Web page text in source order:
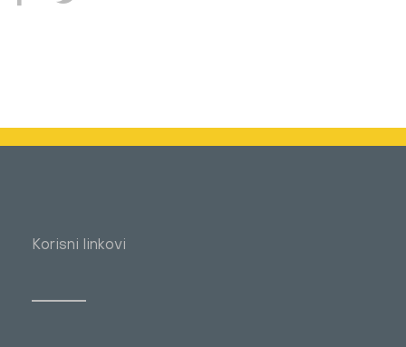
Korisni linkovi